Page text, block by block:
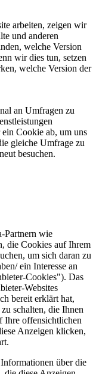
arbeiten, zeigen wir
und anderen
welche Version
wir dies tun, setzen
welche Version der
an Umfragen zu
Cookie ab, um uns
gleiche Umfrage zu
besuchen.
Partnern wie
die Cookies auf Ihrem
um sich daran zu
ein Interesse an
Cookies"). Das
Websites
bereit erklärt hat,
schalten, die Ihnen
Ihre offensichtlichen
Anzeigen klicken,
über die